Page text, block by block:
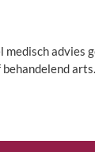
medisch advies
arts.